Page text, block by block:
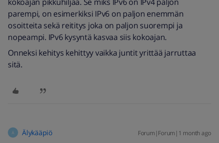
parempi, on esimerkiksi IPv6 on paljon enemmän
osoitteita sekä reititys joka on paljon suorempi ja
nopeampi. IPv6 kysyntä kasvaa siis kokoajan.
Onneksi kehitys kehittyy vaikka juntit yrittää jarruttaa
sitä.
Ä Älykääpiö Forum|Forum|1 month ago